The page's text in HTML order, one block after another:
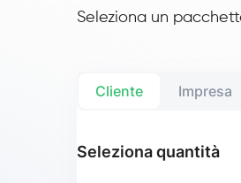
Seleziona un
Cliente Impresa
Seleziona quantità